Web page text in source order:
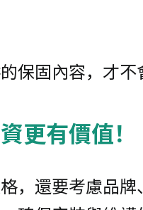
保固內容，才不
更有價值！
，還要考慮品